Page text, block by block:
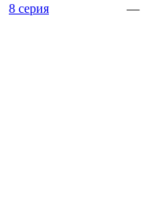
8 серия
—